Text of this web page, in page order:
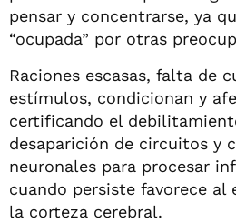
pensar y concentrarse, ya
“ocupada” por otras
Raciones escasas, falta de
estímulos, condicionan y
certificando el
desaparición de circuitos y
neuronales para procesar
cuando persiste favorece al
la corteza cerebral.